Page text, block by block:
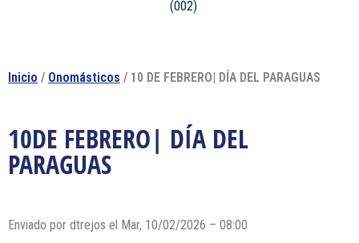
Inicio / Onomásticos / 10 DE FEBRERO| DÍA DEL PARAGUAS
10DE FEBRERO| DÍA DEL
PARAGUAS
Enviado por dtrejos el Mar, 10/02/2026 – 08:00